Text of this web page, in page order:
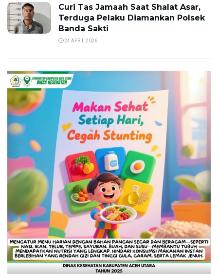
Curi Tas Jamaah Saat Shalat Asar,
Terduga Pelaku Diamankan Polsek
Banda Sakti
24 APRIL 2026